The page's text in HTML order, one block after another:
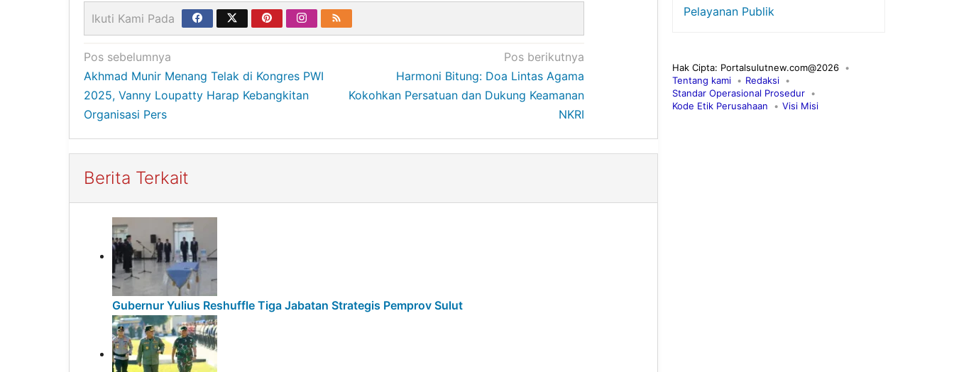
Ikuti Kami Pada
Navigasi
pos
Pos sebelumnya
Akhmad Munir Menang Telak di Kongres PWI
2025, Vanny Loupatty Harap Kebangkitan
Organisasi Pers
Pos berikutnya
Harmoni Bitung: Doa Lintas Agama
Kokohkan Persatuan dan Dukung Keamanan
NKRI
Berita Terkait
Gubernur Yulius Reshuffle Tiga Jabatan Strategis Pemprov Sulut
Pelayanan Publik
Hak Cipta: Portalsulutnew.com@2026
Tentang kami
Redaksi
Standar Operasional Prosedur
Kode Etik Perusahaan
Visi Misi